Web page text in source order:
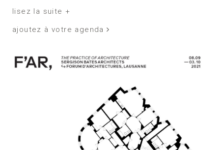
lisez la suite +
ajoutez à votre agenda